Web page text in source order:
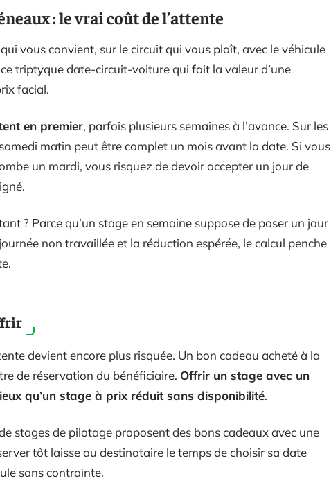
: le vrai coût de l’attente
vous convient, sur le circuit qui vous plaît, avec le véhicule
triptyque date-circuit-voiture qui fait la valeur d’une
facial.
en premier, parfois plusieurs semaines à l’avance. Sur les
matin peut être complet un mois avant la date. Si vous
un mardi, vous risquez de devoir accepter un jour de
? Parce qu’un stage en semaine suppose de poser un jour
non travaillée et la réduction espérée, le calcul penche
devient encore plus risquée. Un bon cadeau acheté à la
de réservation du bénéficiaire. Offrir un stage avec un
qu’un stage à prix réduit sans disponibilité.
stages de pilotage proposent des bons cadeaux avec une
tôt laisse au destinataire le temps de choisir sa date
sans contrainte.